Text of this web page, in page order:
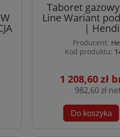
Taboret
Line Wariant
| Hendi
Producent:
Kod produktu:
1 208,60 zł
982,60 zł
Do koszyka